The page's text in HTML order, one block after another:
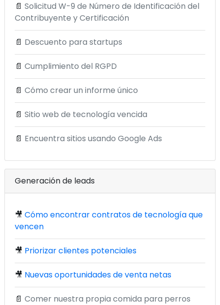
📄 Solicitud W-9 de Número de Identificación del
Contribuyente y Certificación
📄 Descuento para startups
📄 Cumplimiento del RGPD
📄 Cómo crear un informe único
📄 Sitio web de tecnología vencida
📄 Encuentra sitios usando Google Ads
Generación de leads
🎥 Cómo encontrar contratos de tecnología que
vencen
🎥 Priorizar clientes potenciales
🎥 Nuevas oportunidades de venta netas
📄 Comer nuestra propia comida para perros